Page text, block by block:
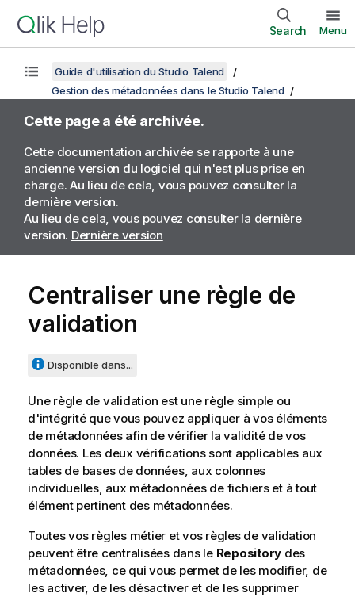
Search Menu
Guide d'utilisation du Studio Talend
Gestion des métadonnées dans le Studio Talend
Cette page a été archivée.
Cette documentation archivée se rapporte à une
ancienne version du logiciel qui n'est plus prise en
charge. Au lieu de cela, vous pouvez consulter la
dernière version.
Au lieu de cela, vous pouvez consulter la dernière
version. Dernière version
Centraliser une règle de
validation
Disponible dans...
Une règle de validation est une règle simple ou
d'intégrité que vous pouvez appliquer à vos éléments
de métadonnées afin de vérifier la validité de vos
données. Les deux vérifications sont applicables aux
tables de bases de données, aux colonnes
individuelles, aux métadonnées de fichiers et à tout
élément pertinent des métadonnées.
Toutes vos règles métier et vos règles de validation
peuvent être centralisées dans le Repository des
métadonnées, ce qui vous permet de les modifier, de
les activer, de les désactiver et de les supprimer